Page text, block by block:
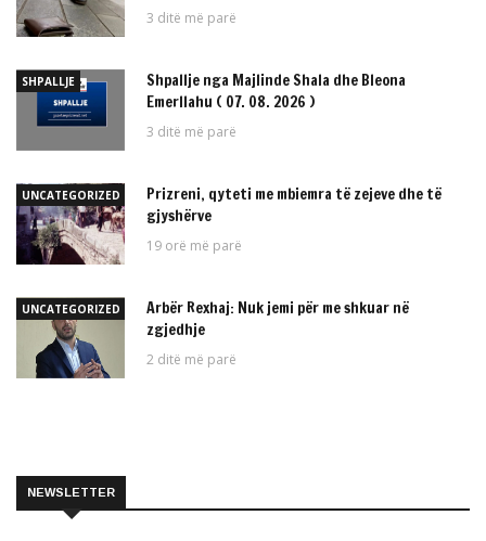
3 ditë më parë
SHPALLJE
Shpallje nga Majlinde Shala dhe Bleona
Emerllahu ( 07. 08. 2026 )
3 ditë më parë
UNCATEGORIZED
Prizreni, qyteti me mbiemra të zejeve dhe të
gjyshërve
19 orë më parë
UNCATEGORIZED
Arbër Rexhaj: Nuk jemi për me shkuar në
zgjedhje
2 ditë më parë
NEWSLETTER